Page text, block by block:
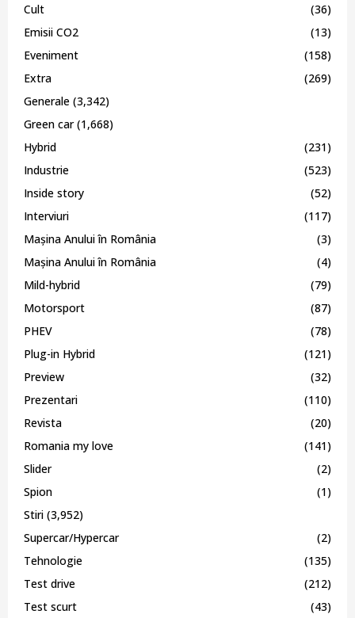
Cult
(36)
Emisii CO2
(13)
Eveniment
(158)
Extra
(269)
Generale (3,342)
Green car(1,668)
Hybrid
(231)
Industrie
(523)
Inside story
(52)
Interviuri
(117)
Mașina Anului în România
(3)
Mașina Anului în România
(4)
Mild-hybrid
(79)
Motorsport
(87)
PHEV
(78)
Plug-in Hybrid
(121)
Preview
(32)
Prezentari
(110)
Revista
(20)
Romania my love
(141)
Slider
(2)
Spion
(1)
Stiri (3,952)
Supercar/Hypercar
(2)
Tehnologie
(135)
Test drive
(212)
Test scurt
(43)